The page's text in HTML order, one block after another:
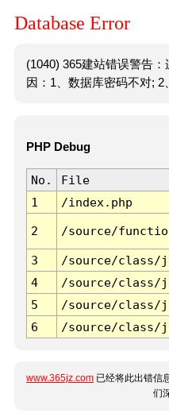
Database Error
(1040) 365建站错误警告
因：1、数据库密码不对; 2
PHP Debug
No. File
1
/index.php
2 /source/
3 /source/class/
4
/source/class/
5
/source/class/
6
/source/class/
www.365jz.com 已经将此出错信
们